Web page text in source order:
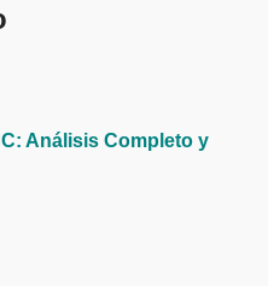
Análisis Completo y